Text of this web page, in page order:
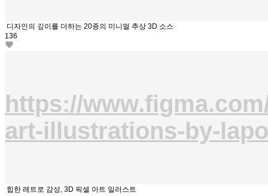
디자인의 깊이를 더하는 20종의 미니멀 추상 3D 소스
136
https://
art-illustrations-by-
힙한 레트로 감성, 3D 픽셀 아트 일러스트